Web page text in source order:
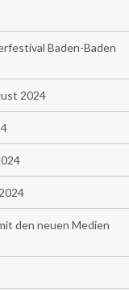
Baden-Baden
2024
den neuen Medien